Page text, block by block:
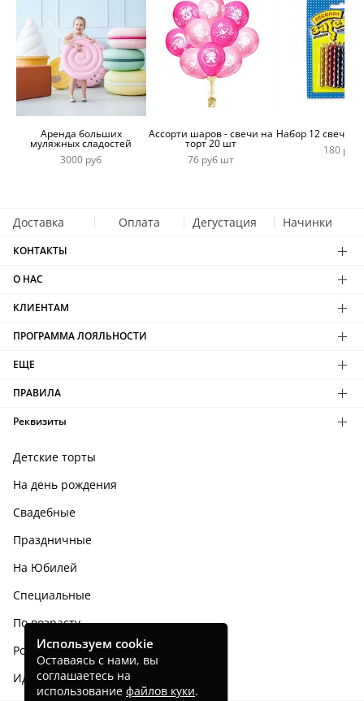
Аренда больших
муляжных сладостей
3000 руб
Ассорти шаров - свечи на
торт 20 шт
76 руб шт
Набор 12 свечей
180 руб
Доставка Оплата Дегустация Начинки
КОНТАКТЫ
О НАС
КЛИЕНТАМ
ПРОГРАММА ЛОЯЛЬНОСТИ
ЕЩЕ
ПРАВИЛА
Реквизиты
Детские торты
На день рождения
Свадебные
Праздничные
На Юбилей
Специальные
По возрасту
Родным и близким
Идеи тортов
Используем cookie
Оставаясь с нами, вы
соглашаетесь на
использование файлов куки.